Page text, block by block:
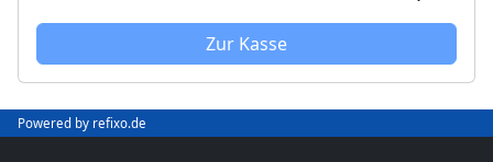
Sollten weitere Defekte festgestellt werden,
erfolgt eine Reparatur ausschließlich nach
vorheriger Rücksprache.
VDE-Sicherheitsprüfung
Sollten weitere Defekte festgestellt werden,
vorheriger Rücksprache.
Zur Kasse
Powered by refixo.de